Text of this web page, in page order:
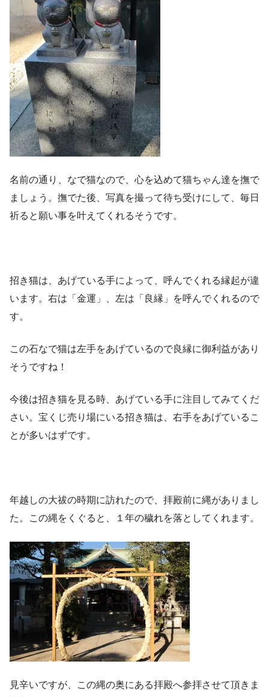
名前の通り、なで猫なので、心を込めて猫ちゃん達を撫で
ましょう。撫でた後、写真を撮って待ち受けにして、毎日
祈ると願い事を叶えてくれるそうです。
招き猫は、あげている手によって、呼んでくれる縁起が違
います。右は「金運」、左は「良縁」を呼んでくれるので
す。
この石なで猫は左手をあげているので良縁に御利益があり
そうですね！
今後は招き猫を見る時、あげている手に注目してみてくだ
さい。宝くじ売り場にいる招き猫は、右手をあげているこ
とが多いはずです。
年越しの大祓の時期に訪れたので、拝殿前に縄がありまし
た。この縄をくぐると、１年の穢れを落としてくれます。
見辛いですが、この縄の奥にある拝殿へ参拝させて頂きま